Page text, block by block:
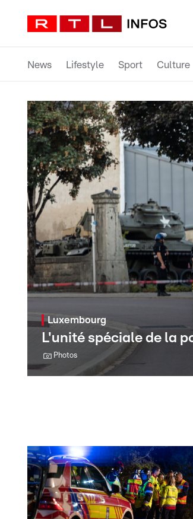
News Lifestyle Sport Culture
Luxembourg
L'unité spéciale de la
Photos